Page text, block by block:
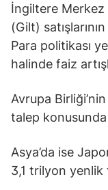
İngiltere Merkez
(Gilt)
Para politikası
halinde faiz
Avrupa
talep
Asya’da ise
3,1 trilyon yenlik